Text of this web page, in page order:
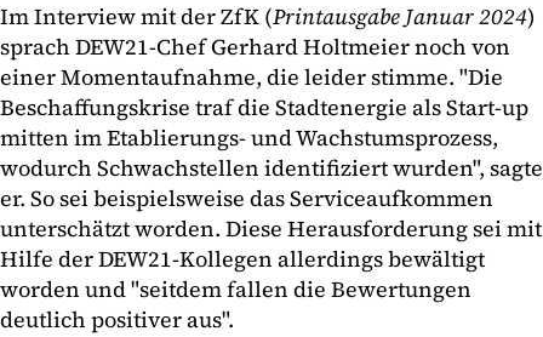
Im Interview mit der ZfK (Printausgabe Januar 2024)
sprach DEW21-Chef Gerhard Holtmeier noch von
einer Momentaufnahme, die leider stimme. "Die
Beschaffungskrise traf die Stadtenergie als Start-up
mitten im Etablierungs- und Wachstumsprozess,
wodurch Schwachstellen identifiziert wurden", sagte
er. So sei beispielsweise das Serviceaufkommen
unterschätzt worden. Diese Herausforderung sei mit
Hilfe der DEW21-Kollegen allerdings bewältigt
worden und "seitdem fallen die Bewertungen
deutlich positiver aus".